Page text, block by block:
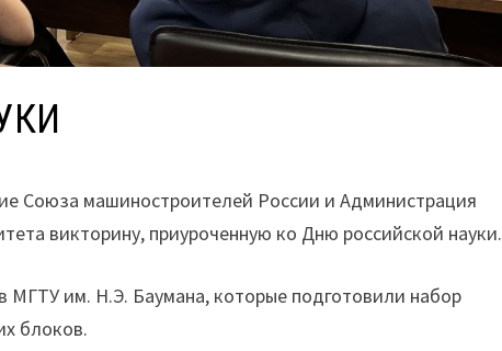
Союза машиностроителей России и Администрация
викторину, приуроченную ко Дню российской науки.
МГТУ им. Н.Э. Баумана, которые подготовили набор
блоков.